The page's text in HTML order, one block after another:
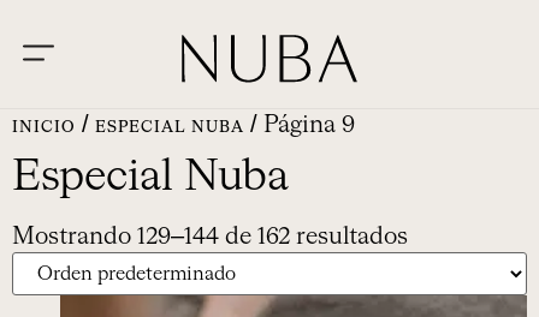
INICIO / ESPECIAL NUBA / Página 9
Especial Nuba
Mostrando 129–144 de 162 resultados